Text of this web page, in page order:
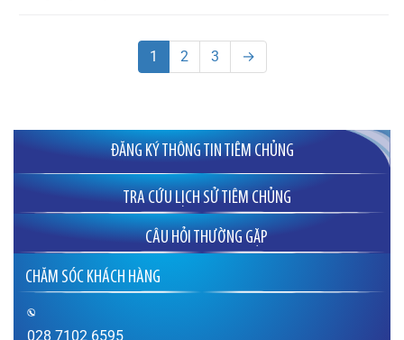
1 2 3 →
ĐĂNG KÝ THÔNG TIN TIÊM CHỦNG
TRA CỨU LỊCH SỬ TIÊM CHỦNG
CÂU HỎI THƯỜNG GẶP
Đăng ký tiêm phòng cho bà bầu ở đâu uy
tín?
đầu tiêm phòng các loại vắc xin từ lúc nào là
CHĂM SÓC KHÁCH HÀNG
028 7102 6595